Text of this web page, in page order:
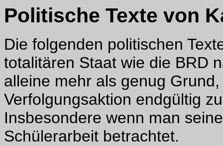
Politische Texte von
Die folgenden politischen
totalitären Staat wie die BRD
alleine mehr als genug
Verfolgungsaktion endgültig
Insbesondere wenn man
Schülerarbeit betrachtet.